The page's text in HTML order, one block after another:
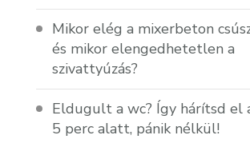
Mikor elég a mixerbeton
és mikor elengedhetetlen a
szivattyúzás?
Eldugult a wc? Így hárítsd el
5 perc alatt, pánik nélkül!